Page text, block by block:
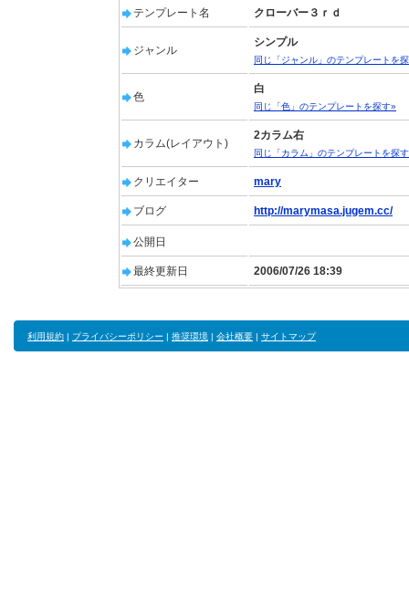
テンプレート名 クローバー３ｒｄ
ジャンル
シンプル
同じ「ジャンル」のテンプレートを
色
白
同じ「色」のテンプレートを探す»
カラム(レイアウト)
2カラム右
同じ「カラム」のテンプレートを探
クリエイター mary
ブログ http://marymasa.jugem.cc/
公開日
最終更新日 2006/07/26 18:39
利用規約 | プライバシーポリシー | 推奨環境 | 会社概要 | サイトマップ